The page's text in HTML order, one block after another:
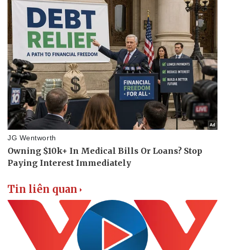
Tin liên quan